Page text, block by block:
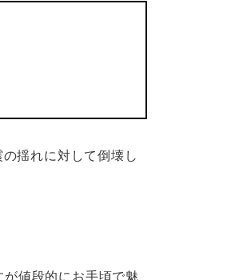
揺れに対して倒壊し
値段的にお手頃で魅